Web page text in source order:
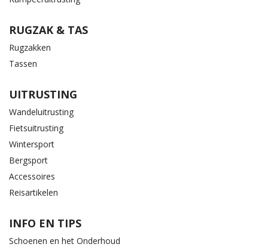
RUGZAK & TAS
Rugzakken
Tassen
UITRUSTING
Wandeluitrusting
Fietsuitrusting
Wintersport
Bergsport
Accessoires
Reisartikelen
INFO EN TIPS
Schoenen en het Onderhoud